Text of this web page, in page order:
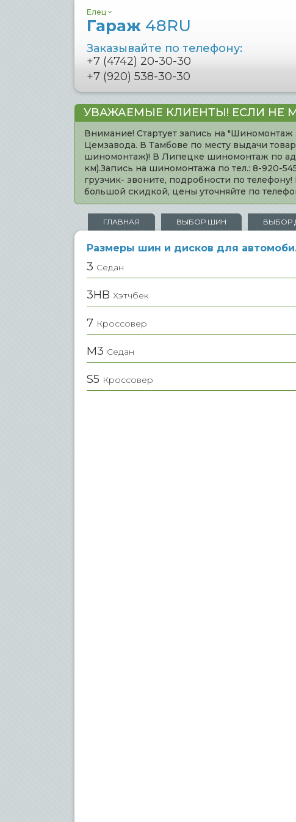
Елец
Гараж 48RU
Заказывайте по телефону:
+7 (4742) 20-30-30
+7 (920) 538-30-30
УВАЖАЕМЫЕ КЛИЕНТЫ! ЕСЛИ НЕ
Внимание! Стартует запись на
Цемзавода. В Тамбове по месту выдачи
шиномонтаж)! В Липецке шиномонтаж по
км).Запись на шиномонтажа по тел.: 8-920-
грузчик- звоните, подробности по
большой скидкой, цены уточняйте по
ГЛАВНАЯ ВЫБОР ШИН ВЫБОР
Размеры шин и дисков для
3 Седан
3HB Хэтчбек
7 Кроссовер
M3 Седан
S5 Кроссовер